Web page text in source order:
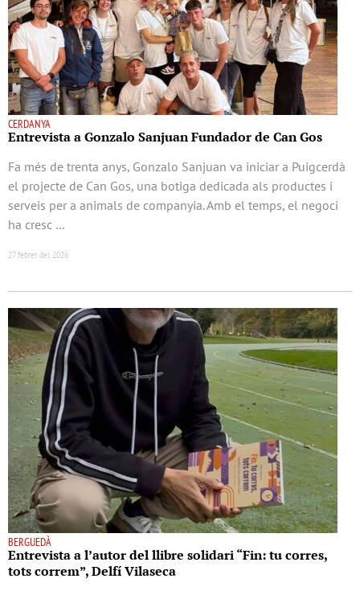
CERDANYA
Entrevista a Gonzalo Sanjuan Fundador de Can Gos
Fa més de trenta anys, Gonzalo Sanjuan va iniciar a Puigcerdà
el projecte de Can Gos, una botiga dedicada als productes i
serveis per a animals de companyia. Amb el temps, el negoci
ha cresc …
27 febrer del 2026
BERGUEDÀ
Entrevista a l’autor del llibre solidari “Fin: tu corres,
tots correm”, Delfí Vilaseca